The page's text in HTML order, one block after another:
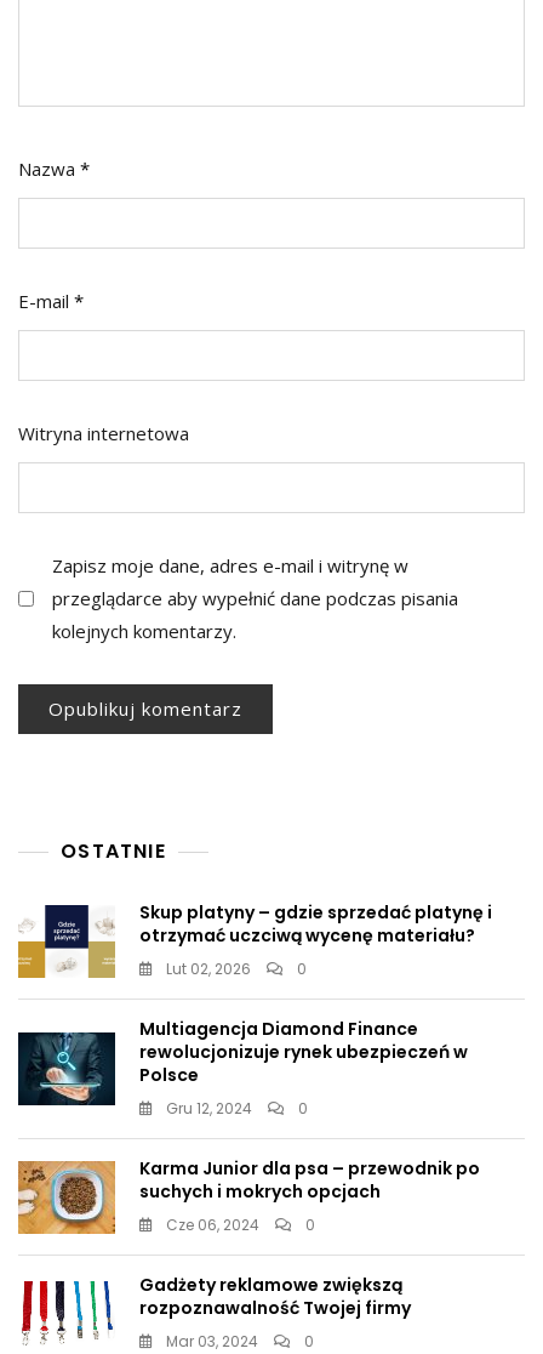
Nazwa *
E-mail *
Witryna internetowa
Zapisz moje dane, adres e-mail i witrynę w
przeglądarce aby wypełnić dane podczas pisania
kolejnych komentarzy.
OSTATNIE
Skup platyny – gdzie sprzedać platynę i
otrzymać uczciwą wycenę materiału?
Lut 02, 2026 0
Multiagencja Diamond Finance
rewolucjonizuje rynek ubezpieczeń w
Polsce
Gru 12, 2024 0
Karma Junior dla psa – przewodnik po
suchych i mokrych opcjach
Cze 06, 2024 0
Gadżety reklamowe zwiększą
rozpoznawalność Twojej firmy
Mar 03, 2024 0